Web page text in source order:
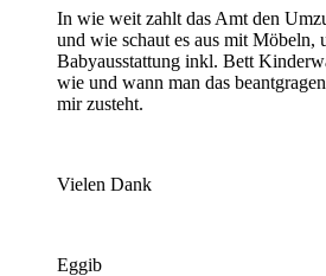
In wie weit zahlt das Amt den
und wie schaut es aus mit Möbeln,
Babyausstattung inkl. Bett
wie und wann man das
mir zusteht.
Vielen Dank
Eggib